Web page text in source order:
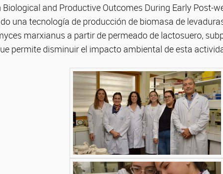
Biological and Productive Outcomes During Early Post-
una tecnología de producción de biomasa de
marxianus a partir de permeado de lactosuero,
permite disminuir el impacto ambiental de esta